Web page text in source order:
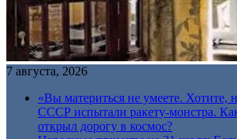
7 августа, 2026
«Вы материться не умеете. Хотите,
СССР испытали ракету-монстра.
открыл дорогу в космос?